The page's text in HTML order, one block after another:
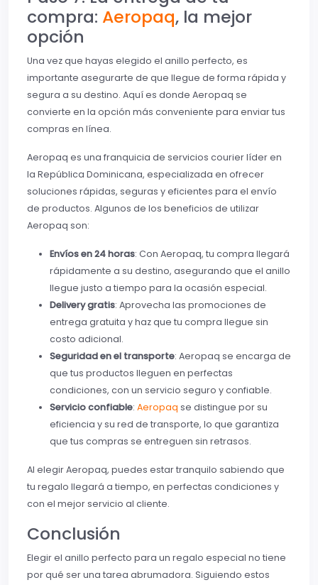
compra: Aeropaq, la mejor
opción
Una vez que hayas elegido el anillo perfecto, es
importante asegurarte de que llegue de forma rápida y
segura a su destino. Aquí es donde Aeropaq se
convierte en la opción más conveniente para enviar tus
compras en línea.
Aeropaq es una franquicia de servicios courier líder en
la República Dominicana, especializada en ofrecer
soluciones rápidas, seguras y eficientes para el envío
de productos. Algunos de los beneficios de utilizar
Aeropaq son:
Envíos en 24 horas: Con Aeropaq, tu compra llegará
rápidamente a su destino, asegurando que el anillo
llegue justo a tiempo para la ocasión especial.
Delivery gratis: Aprovecha las promociones de
entrega gratuita y haz que tu compra llegue sin
costo adicional.
Seguridad en el transporte: Aeropaq se encarga de
que tus productos lleguen en perfectas
condiciones, con un servicio seguro y confiable.
Servicio confiable: Aeropaq se distingue por su
eficiencia y su red de transporte, lo que garantiza
que tus compras se entreguen sin retrasos.
Al elegir Aeropaq, puedes estar tranquilo sabiendo que
tu regalo llegará a tiempo, en perfectas condiciones y
con el mejor servicio al cliente.
Conclusión
Elegir el anillo perfecto para un regalo especial no tiene
por qué ser una tarea abrumadora. Siguiendo estos